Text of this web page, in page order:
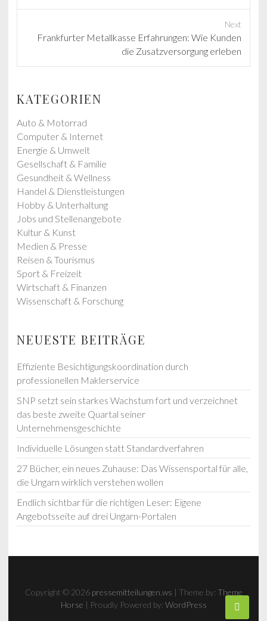
r
p
o
Next
x
p
o
s
t
:
Frankfurter Metallkasse Erfahrungen: Wie Kunden
die Zusatzversorgung erleben
KATEGORIEN
Auto & Motorrad
Computer & Internet
Energie & Umwelt
Gesellschaft & Familie
Gesundheit & Wellness
Handel & Dienstleistungen
Hobby & Unterhaltung
Jobs und Stellenangebote
Kultur & Kunst
Medien & Presse
Reisen & Tourismus
Sport & Freizeit
Wirtschaft & Finanzen
Wissenschaft & Forschung
NEUESTE BEITRÄGE
Effiziente Besichtigungskoordination durch
professionellen Maklerservice
SNP setzt sein starkes Wachstum fort und verzeichnet
das beste zweite Quartal seiner
Unternehmensgeschichte
Individuelle Lösungen statt Standardverfahren
27 Bücher, ein neues Zuhause: Das Wissensportal für alle,
die Ungarn wirklich verstehen wollen
Endlich sichtbar für die richtigen Leser: Eigene
Angebotsseite auf drei Ungarn-Portalen
Copyright © 2026 pressemitteilungen.ws | Theme by: Theme
Horse | Proudly Powered by: WordPress